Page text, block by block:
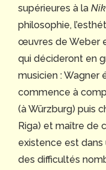
supérieures à la
philosophie,
œuvres de Weber
qui décideront en
musicien : Wagner
commence à
(à Würzburg) puis
Riga) et maître de
existence est
des difficultés